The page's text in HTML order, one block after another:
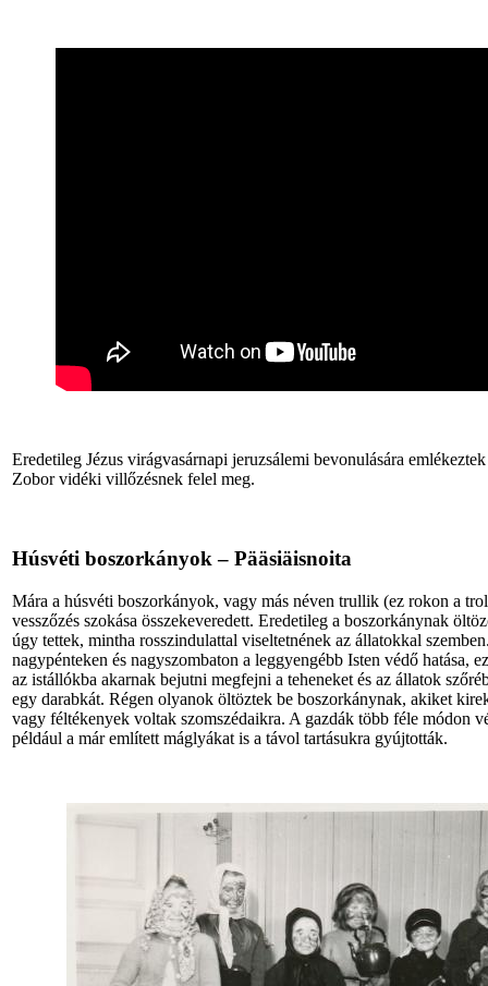
Eredetileg Jézus virágvasárnapi jeruzsálemi bevonulására
Zobor vidéki villőzésnek felel meg.
Húsvéti boszorkányok – Pääsiäisnoita
Mára a húsvéti boszorkányok, vagy más néven trullik (ez rokon a
vesszőzés szokása összekeveredett. Eredetileg a boszorkánynak
úgy tettek, mintha rosszindulattal viseltetnének az állatokkal
nagypénteken és nagyszombaton a leggyengébb Isten védő hatása,
az istállókba akarnak bejutni megfejni a teheneket és az állatok
egy darabkát. Régen olyanok öltöztek be boszorkánynak, akiket
vagy féltékenyek voltak szomszédaikra. A gazdák több féle módon
például a már említett máglyákat is a távol tartásukra gyújtották.